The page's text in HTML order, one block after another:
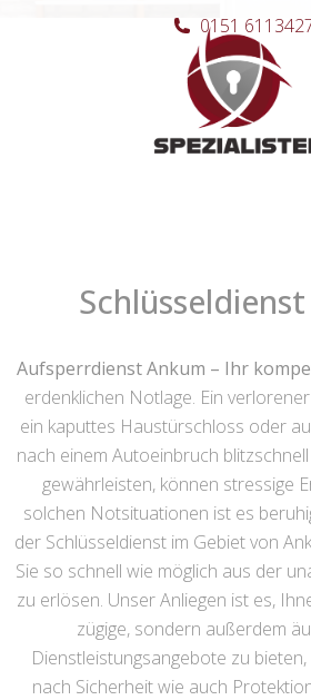
Hauptnavigation
0151
Aufsperrdienst Ankum – Ihr
erdenklichen Notlage. Ein
ein kaputtes Haustürschloss oder
nach einem Autoeinbruch
gewährleisten, können stressige
solchen Notsituationen ist es
der Schlüsseldienst im Gebiet von
Sie so schnell wie möglich aus der
zu erlösen. Unser Anliegen ist es,
zügige, sondern außerdem
Dienstleistungsangebote zu
nach Sicherheit wie auch